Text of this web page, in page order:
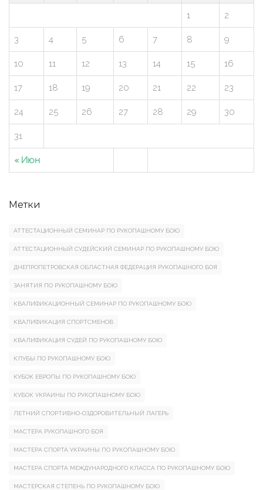
« Июн
1 2
3 4 5 6 7 8 9
10 11 12 13 14 15 16
17 18 19 20 21 22 23
24 25 26 27 28 29 30
31
Метки
АТТЕСТАЦИОННЫЙ СЕМИНАР ПО РУКОПАШНОМУ БОЮ
АТТЕСТАЦИОННЫЙ СУДЕЙСКИЙ СЕМИНАР ПО РУКОПАШНОМУ БОЮ
ДНЕПРОПЕТРОВСКАЯ ОБЛАСТНАЯ ФЕДЕРАЦИЯ РУКОПАШНОГО БОЯ
ЗАНЯТИЯ ПО РУКОПАШНОМУ БОЮ
КВАЛИФИКАЦИОННЫЙ СЕМИНАР ПО РУКОПАШНОМУ БОЮ
КВАЛИФИКАЦИЯ СПОРТСМЕНОВ
КВАЛИФИКАЦИЯ СУДЕЙ ПО РУКОПАШНОМУ БОЮ
КЛУБЫ ПО РУКОПАШНОМУ БОЮ
КУБОК ЕВРОПЫ ПО РУКОПАШНОМУ БОЮ
КУБОК УКРАИНЫ ПО РУКОПАШНОМУ БОЮ
ЛЕТНИЙ СПОРТИВНО-ОЗДОРОВИТЕЛЬНЫЙ ЛАГЕРЬ
МАСТЕРА РУКОПАШНОГО БОЯ
МАСТЕРА СПОРТА УКРАИНЫ ПО РУКОПАШНОМУ БОЮ
МАСТЕРА СПОРТА МЕЖДУНАРОДНОГО КЛАССА ПО РУКОПАШНОМУ БОЮ
МАСТЕРСКАЯ СТЕПЕНЬ ПО РУКОПАШНОМУ БОЮ